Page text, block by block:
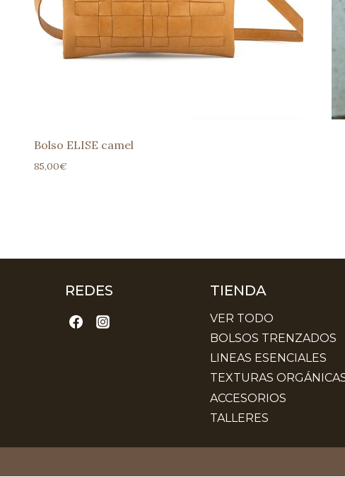
Bolso ELISE camel
85,00€
REDES TIENDA
VER TODO
BOLSOS TRENZADOS
LINEAS ESENCIALES
TEXTURAS
ACCESORIOS
TALLERES